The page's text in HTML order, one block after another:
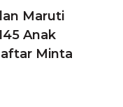
Maruti
Anak
Minta